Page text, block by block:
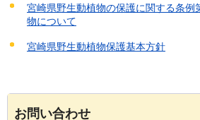
宮崎県野生動植物の保護に関する条例
物について
宮崎県野生動植物保護基本方針
お問い合わせ